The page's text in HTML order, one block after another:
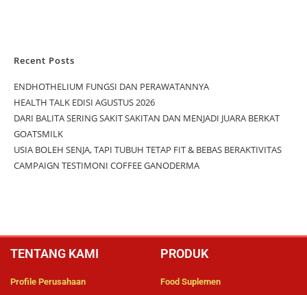
Recent Posts
ENDHOTHELIUM FUNGSI DAN PERAWATANNYA
HEALTH TALK EDISI AGUSTUS 2026
DARI BALITA SERING SAKIT SAKITAN DAN MENJADI JUARA BERKAT
GOATSMILK
USIA BOLEH SENJA, TAPI TUBUH TETAP FIT & BEBAS BERAKTIVITAS
CAMPAIGN TESTIMONI COFFEE GANODERMA
TENTANG KAMI
Profile Perusahaan
PRODUK
Food Suplemen